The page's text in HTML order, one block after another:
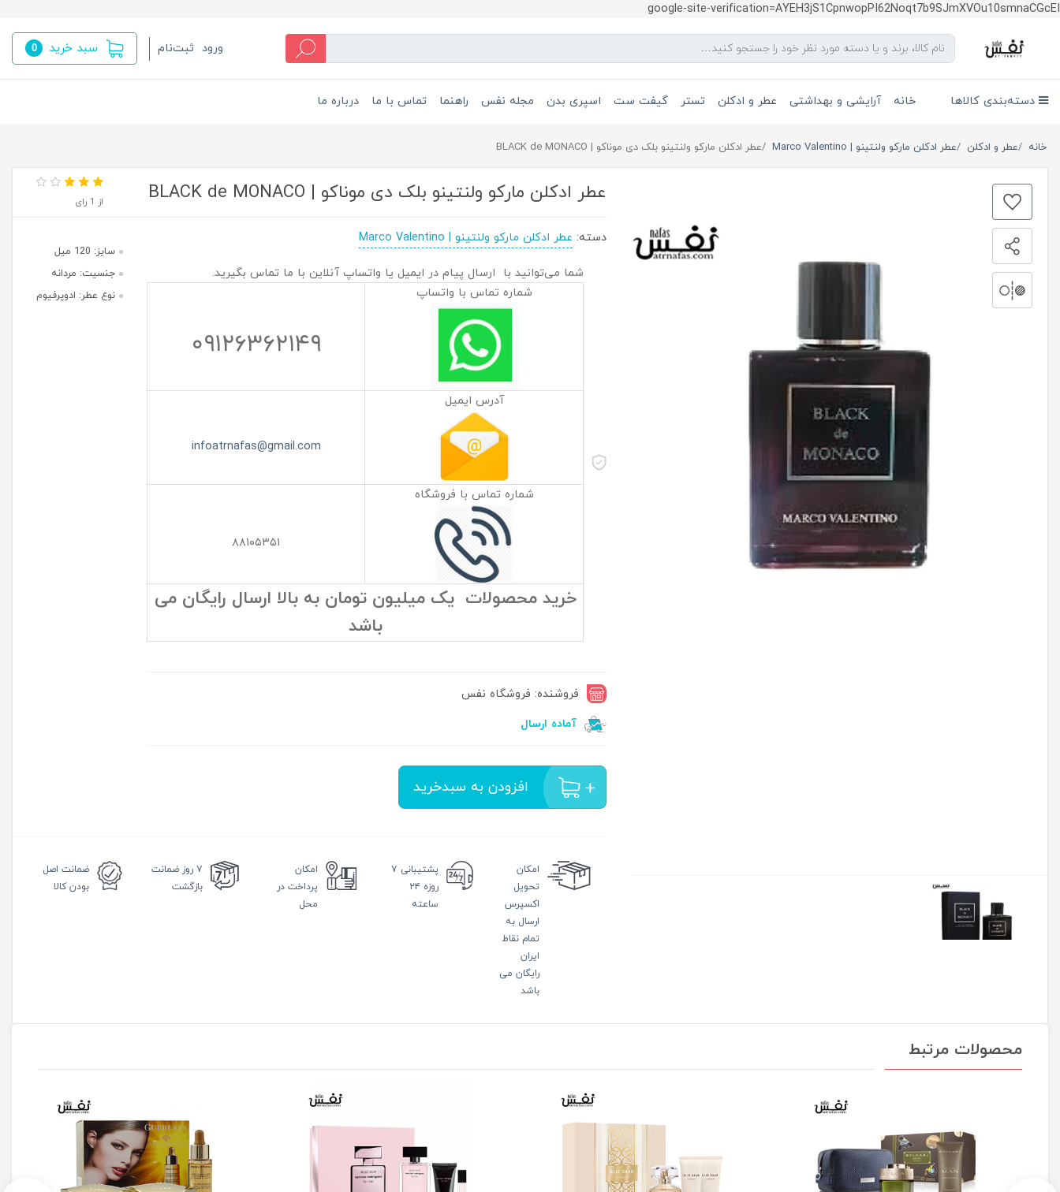
google-site-verification=AYEH3jS1CpnwopPI62Noqt7b9SJmXVOu10smnaCGcEI
ورود ثبت‌نام سبد خرید 0
دسته‌بندی کالاها خانه آرایشی و بهداشتی عطر و ادکلن تستر گیفت ست اسپری بدن مجله نفس راهنما تماس با ما درباره ما
خانه عطر و ادکلن عطر ادکلن مارکو ولنتینو | Marco Valentino عطر ادکلن مارکو ولنتینو بلک دی موناکو | BLACK de MONACO
عطر ادکلن مارکو ولنتینو بلک دی موناکو | BLACK de MONACO از 1 رای
دسته: عطر ادکلن مارکو ولنتینو | Marco Valentino
شما می‌توانید با ارسال پیام در ایمیل یا واتساپ آنلاین با ما تماس بگیرید.
شماره تماس با واتساپ
۰۹۱۲۶۳۶۲۱۴۹
آدرس ایمیل
infoatrnafas@gmail.com
شماره تماس با فروشگاه
۸۸۱۰۵۳۵۱
خرید محصولات یک میلیون تومان به بالا ارسال رایگان می
باشد
فروشنده: فروشگاه نفس
آماده ارسال
افزودن به سبدخرید
سایز: 120 میل
جنسیت: مردانه
نوع عطر: ادوپرفيوم
امکان
تحویل
اکسپرس
ارسال به
تمام نقاط
ایران
رایگان می
باشد
پشتیبانی ۷
روزه ۲۴
ساعته
امکان
پرداخت در
محل
۷ روز
ضمانت
بازگشت
ضمانت اصل
بودن کالا
محصولات مرتبط